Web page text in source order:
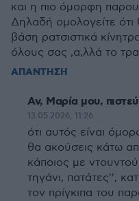
και η πιο όμορφη
Δηλαδή ομολογείτε
βάση ρατσιστικά
όλους σας ,α,λλά το
ΑΠΑΝΤΗΣΗ
Αν, Μαρία μου,
13.05.2026, 11:26
ότι αυτός είναι
θα ακούσεις κάτω
κάποιος με
τηγάνι, πατάτες'',
τον πρίγκιπα του